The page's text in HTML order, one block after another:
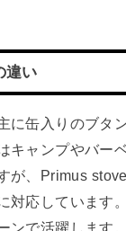
違い
に缶入りのブタ
キャンプやバー
が、Primus
対応しています
ンで活躍します。